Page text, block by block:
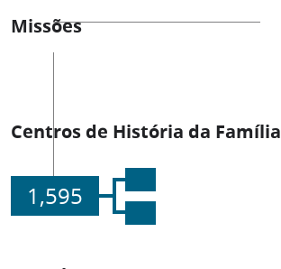
Missões
Centros de História da Família
1,595